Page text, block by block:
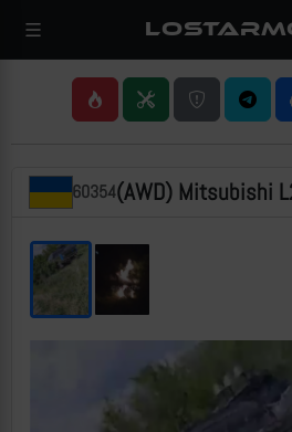
60354(AWD) Mitsubishi